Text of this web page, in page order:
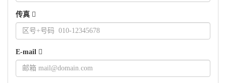
传真
E-mail